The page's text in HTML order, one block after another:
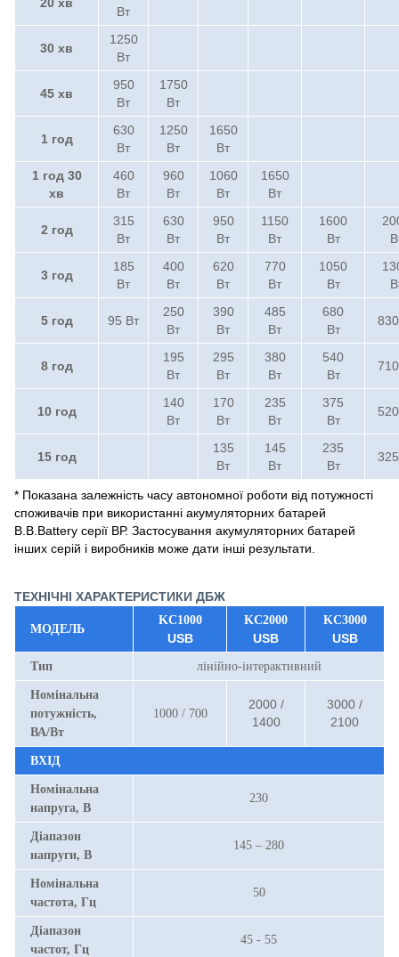
Вт
30 хв
1250
Вт
45 хв
950
Вт
1750
Вт
1 год
630
Вт
1250
Вт
1650
Вт
1 год 30
хв
460
Вт
960
Вт
1060
Вт
1650
Вт
2 год
315
Вт
630
Вт
950
Вт
1150
Вт
1600
Вт
3 год
185
Вт
400
Вт
620
Вт
770
Вт
1050
Вт
5 год 95 Вт
250
Вт
390
Вт
485
Вт
680
Вт
8 год
195
Вт
295
Вт
380
Вт
540
Вт
10 год
140
Вт
170
Вт
235
Вт
375
Вт
15 год
135
Вт
145
Вт
235
Вт
* Показана залежність часу автономної роботи від потужності
споживачів при використанні акумуляторних батарей
B.B.Battery серії ВР. Застосування акумуляторних батарей
інших серій і виробників може дати інші результати.
ТЕХНІЧНІ ХАРАКТЕРИСТИКИ ДБЖ
МОДЕЛЬ
KC1000
USB
KC2000
USB
KC3000
USB
Тип лінійно-інтерактивний
Номінальна
потужність,
ВА/Вт
1000 / 700
2000 /
1400
3000 /
2100
ВХІД
Номінальна
напруга, В
230
Діапазон
напруги, В
145 – 280
Номінальна
частота, Гц
50
Діапазон
частот, Гц
45 - 55